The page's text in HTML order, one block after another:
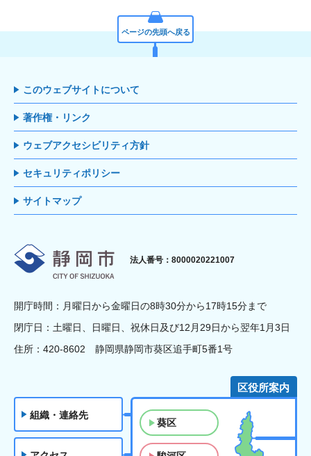
ページの先頭へ戻る
このウェブサイトについて
著作権・リンク
ウェブアクセシビリティ方針
セキュリティポリシー
サイトマップ
静岡市
法人番号：8000020221007
開庁時間：月曜日から金曜日の8時30分から17時15分まで
閉庁日：土曜日、日曜日、祝休日及び12月29日から翌年1月3日
住所：420-8602 静岡県静岡市葵区追手町5番1号
組織・連絡先
区役所案内
葵区